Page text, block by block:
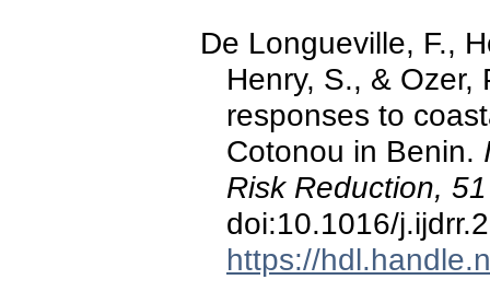
De Longueville, F.,
Henry, S., & Ozer,
responses to
Cotonou in Benin.
Risk Reduction, 51
doi:10.1016/
https://